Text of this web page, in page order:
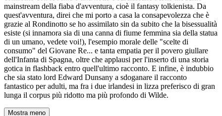
mainstream della fiaba d'avventura, cioè il fantasy tolkienista. Da
quest'avventura, direi che mi porto a casa la consapevolezza che è
grazie al Rondinotto se ho assimilato sin da subito che la bisessualità
esiste (si innamora sia di una canna di fiume femmina sia della statua
di un umano, vedete voi!), l'esempio morale delle "scelte di
consumo" del Giovane Re... e tanta empatia per il povero giullare
dell'Infanta di Spagna, oltre che applausi per l'inserto di una storia
gotica in flashback entro quell'ultimo racconto. E infine, è indubbio
che sia stato lord Edward Dunsany a sdoganare il racconto
fantastico per adulti, ma fra i due irlandesi in lizza preferisco di gran
lunga il corpus più ridotto ma più profondo di Wilde.
Mostra meno